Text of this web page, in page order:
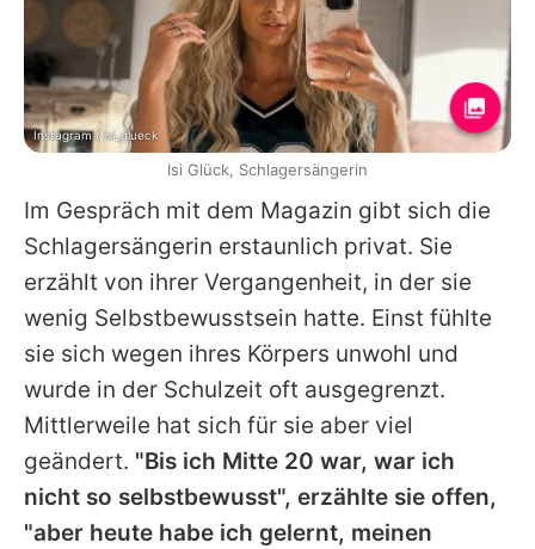
Im Gespräch mit dem Magazin gibt sich die
Schlagersängerin erstaunlich privat. Sie
erzählt von ihrer Vergangenheit, in der sie
wenig Selbstbewusstsein hatte. Einst fühlte
sie sich wegen ihres Körpers unwohl und
wurde in der Schulzeit oft ausgegrenzt.
Mittlerweile hat sich für sie aber viel
geändert. "Bis ich Mitte 20 war, war ich
nicht so selbstbewusst", erzählte sie offen,
"aber heute habe ich gelernt, meinen
Instagram / isi_glueck
Isi Glück, Schlagersängerin